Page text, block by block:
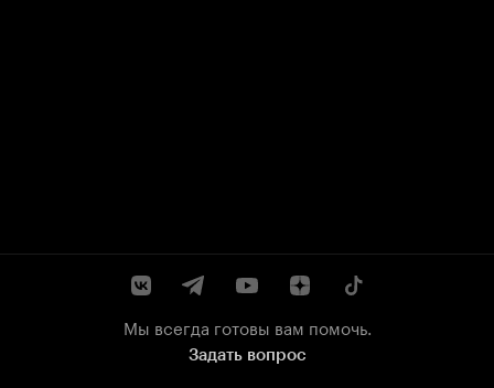
Мы всегда готовы вам помочь.
Задать вопрос